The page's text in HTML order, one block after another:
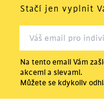
Stačí jen vyplnit
Na tento email Vám
akcemi a slevami.
Můžete se kdykoliv